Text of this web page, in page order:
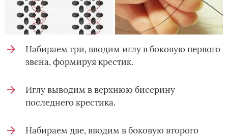
Набираем три, вводим иглу в боковую первого
звена, формируя крестик.
Иглу выводим в верхнюю бисерину
последнего крестика.
Набираем две, вводим в боковую второго